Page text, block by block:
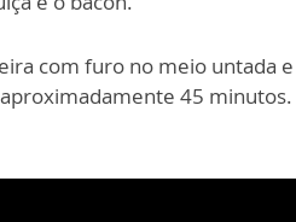
com furo no meio untada
45 minutos.